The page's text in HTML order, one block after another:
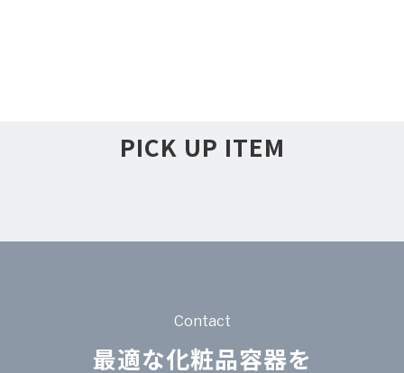
PICK UP ITEM
Contact
最適な化粧品容器を